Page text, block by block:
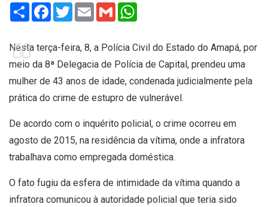
Share Facebook
TwitterEmail Gmail
Nesta terça-feira, 8, a Polícia Civil do Estado do Amapá, por
meio da 8ª Delegacia de Polícia de Capital, prendeu uma
mulher de 43 anos de idade, condenada judicialmente pela
prática do crime de estupro de vulnerável.
De acordo com o inquérito policial, o crime ocorreu em
agosto de 2015, na residência da vítima, onde a infratora
trabalhava como empregada doméstica.
O fato fugiu da esfera de intimidade da vítima quando a
infratora comunicou à autoridade policial que teria sido